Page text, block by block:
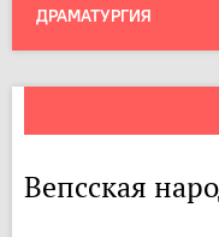
ДРАМАТУРГИЯ
Вепсская